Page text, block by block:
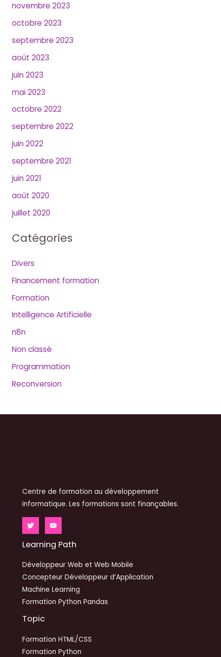
novembre 2023
octobre 2023
septembre 2023
août 2023
juin 2023
mai 2023
octobre 2022
septembre 2022
juin 2022
septembre 2021
juin 2021
août 2020
juillet 2020
Catégories
Divers
Financement formation
Formation
Intelligence Artificielle
n8n
Non classé
Programmation
Reconversion
Centre de formation au développement
informatique. Les formations sont finançables.
Learning Path
Développeur Web et Web Mobile
Concepteur Développeur d’Application
Machine Learning
Formation Python Pandas
Topic
Formation HTML/CSS
Formation Python